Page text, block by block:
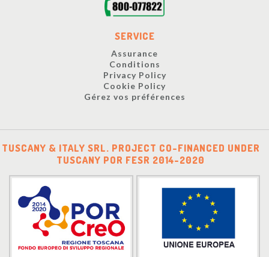
SERVICE
Assurance
Conditions
Privacy Policy
Cookie Policy
Gérez vos préférences
TUSCANY & ITALY SRL. PROJECT CO-FINANCED UNDER
TUSCANY POR FESR 2014-2020